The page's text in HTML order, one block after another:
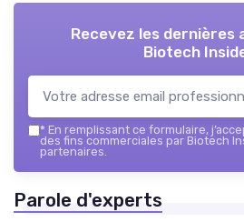
Recevez les dernières
Biotech
* En remplissant ce formulaire,
des fins commerciales par Biotech
partenaires.
Parole d'experts